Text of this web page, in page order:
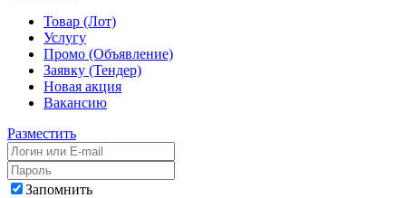
Товар (Лот)
Услугу
Промо (Объявление)
Заявку (Тендер)
Новая акция
Вакансию
Разместить
Запомнить